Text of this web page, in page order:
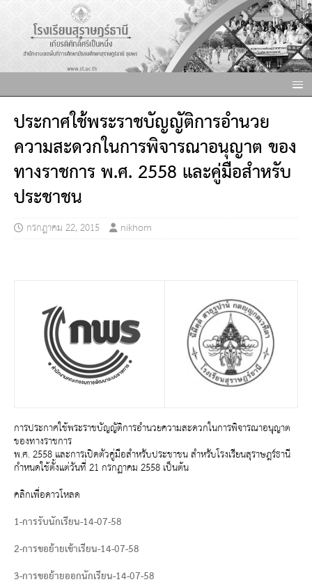
ประกาศใช้พระราชบัญญัติการอำนวย
ความสะดวกในการพิจารณาอนุญาต ของ
ทางราชการ พ.ศ. 2558 และคู่มือสำหรับ
ประชาชน
กรกฎาคม 22, 2015 nikhom
การประกาศใช้พระราชบัญญัติการอำนวยความสะดวกในการพิจารณาอนุญาต
ของทางราชการ
พ.ศ. 2558 และการเปิดตัวคู่มือสำหรับประชาชน สำหรับโรงเรียนสุราษฎร์ธานี
กำหนดใช้ตั้งแต่วันที่ 21 กรกฏาคม 2558 เป็นต้น
คลิกเพื่อดาวโหลด
1-การรับนักเรียน-14-07-58
2-การขอย้ายเข้าเรียน-14-07-58
3-การขอย้ายออกนักเรียน-14-07-58